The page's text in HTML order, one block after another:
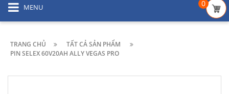
MENU 0
TRANG CHỦ
TẤT CẢ SẢN PHẨM
PIN SELEX 60V20AH ALLY VEGAS PRO